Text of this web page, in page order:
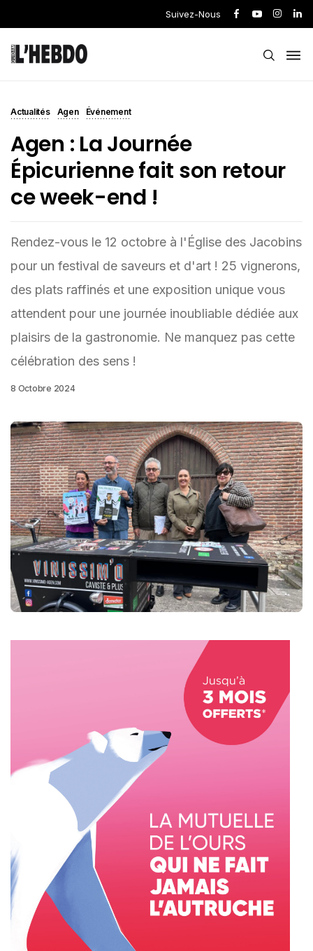
Suivez-Nous
Actualités Agen Événement
Agen : La Journée
Épicurienne fait son retour
ce week-end !
Rendez-vous le 12 octobre à l'Église des Jacobins
pour un festival de saveurs et d'art ! 25 vignerons,
des plats raffinés et une exposition unique vous
attendent pour une journée inoubliable dédiée aux
plaisirs de la gastronomie. Ne manquez pas cette
célébration des sens !
8 Octobre 2024